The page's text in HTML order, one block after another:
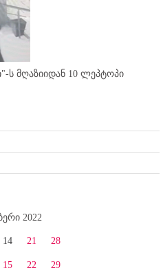
ს მღაზიიდან 10 ლეპტოპი
2022
14
15
21
22
28
29